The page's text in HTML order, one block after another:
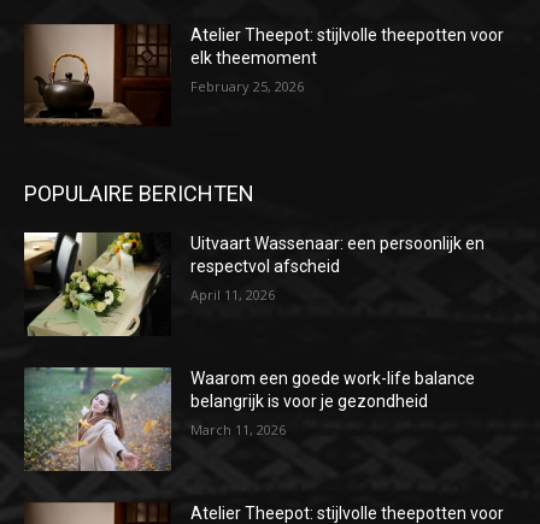
Atelier Theepot: stijlvolle theepotten voor
elk theemoment
February 25, 2026
POPULAIRE BERICHTEN
Uitvaart Wassenaar: een persoonlijk en
respectvol afscheid
April 11, 2026
Waarom een goede work-life balance
belangrijk is voor je gezondheid
March 11, 2026
Atelier Theepot: stijlvolle theepotten voor